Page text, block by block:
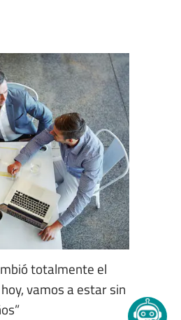
totalmente el
vamos a estar sin